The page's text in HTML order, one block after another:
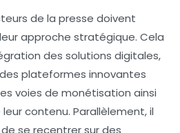
de la presse doivent
approche stratégique. Cela
des solutions digitales,
plateformes innovantes
voies de monétisation ainsi
leur contenu. Parallèlement, il
se recentrer sur des